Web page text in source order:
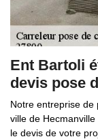
Ent Bartoli
devis pose
Notre entreprise de
ville de
le devis de votre